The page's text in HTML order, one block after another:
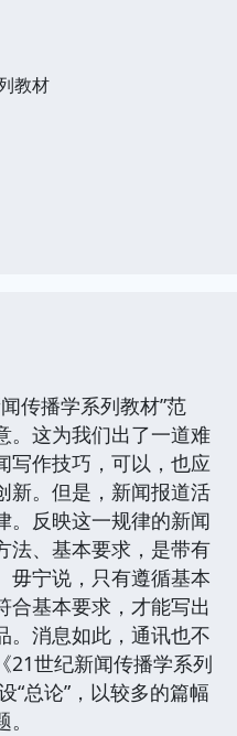
教材
播学系列教材”范
。这为我们出了一道难
写作技巧，可以，也应
新。但是，新闻报道活
。反映这一规律的新闻
法、基本要求，是带有
毋宁说，只有遵循基本
合基本要求，才能写出
。消息如此，通讯也不
21世纪新闻传播学系列
“总论”，以较多的篇幅